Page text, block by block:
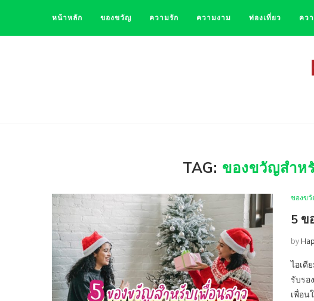
หน้าหลัก ของขวัญ ความรัก ความงาม ท่องเที่ยว คว
TAG: ของขวัญสำห
ของข
5 ข
by
ไอเดี
รับรอ
เพื่อน